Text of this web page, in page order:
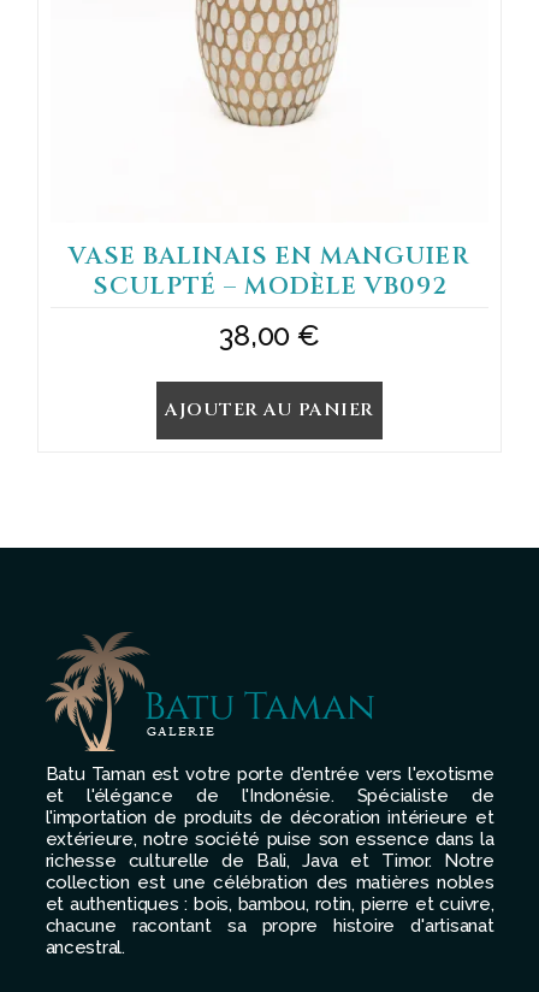
VASE BALINAIS EN MANGUIER
SCULPTÉ – MODÈLE VB092
38,00 €
AJOUTER AU PANIER
Batu Taman est votre porte d'entrée vers l'exotisme
et l'élégance de l'Indonésie. Spécialiste de
l'importation de produits de décoration intérieure et
extérieure, notre société puise son essence dans la
richesse culturelle de Bali, Java et Timor. Notre
collection est une célébration des matières nobles
et authentiques : bois, bambou, rotin, pierre et cuivre,
chacune racontant sa propre histoire d'artisanat
ancestral.